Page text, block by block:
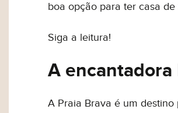
boa opção para ter casa
Siga a leitura!
A encantadora
A Praia Brava é um